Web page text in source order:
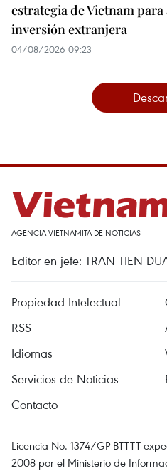
estrategia de Vietnam
inversión extranjera
04/08/2026 09:23
AGENCIA VIETNAMITA DE NOTICIAS
Editor en jefe: TRAN TIEN
Propiedad Intelectual
RSS
Idiomas
Servicios de Noticias
Contacto
Licencia No. 1374/GP-BTTTT
2008 por el Ministerio de